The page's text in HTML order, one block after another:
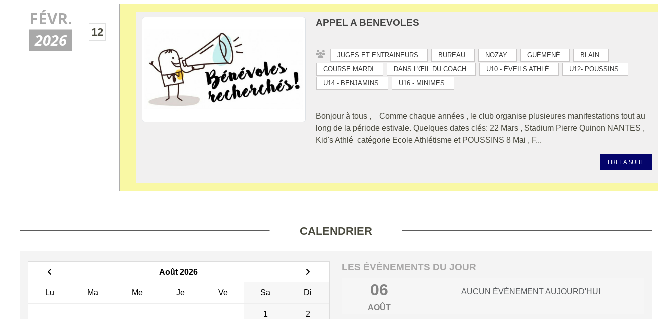
FÉVR.
2026 12
APPEL A BENEVOLES
JUGES ET ENTRAINEURS BUREAU NOZAY GUÉMENÉ
BLAIN
COURSE MARDI
DANS L'ŒIL DU COACH U10 - ÉVEILS ATHLÉ
U12- POUSSINS
U14 - BENJAMINS
U16 - MINIMES
Bonjour à tous , Comme chaque années , le club organise plusieures manifestations tout au
long de la période estivale. Quelques dates clés: 22 Mars , Stadium Pierre Quinon NANTES ,
Kid's Athlé catégorie Ecole Athlétisme et POUSSINS 8 Mai , F...
LIRE LA SUITE
CALENDRIER
Août 2026
Lu Ma Me Je Ve Sa Di
1 2
LES ÉVÈNEMENTS DU JOUR
06
AOÛT
AUCUN ÉVÈNEMENT AUJOURD'HUI